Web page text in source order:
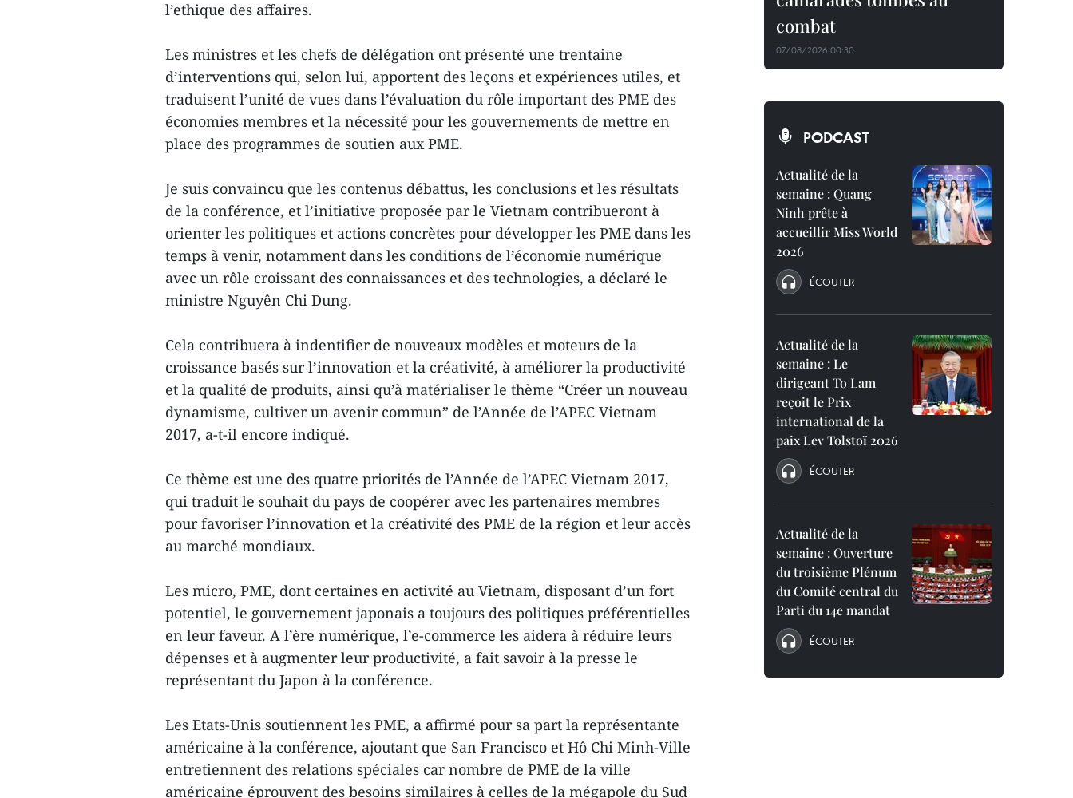
l’ethique des affaires.
Les ministres et les chefs de délégation ont présenté une trentaine
d’interventions qui, selon lui, apportent des leçons et expériences utiles, et
traduisent l’unité de vues dans l’évaluation du rôle important des PME des
économies membres et la nécessité pour les gouvernements de mettre en
place des programmes de soutien aux PME.
Je suis convaincu que les contenus débattus, les conclusions et les résultats
de la conférence, et l’initiative proposée par le Vietnam contribueront à
orienter les politiques et actions concrètes pour développer les PME dans les
temps à venir, notamment dans les conditions de l’économie numérique
avec un rôle croissant des connaissances et des technologies, a déclaré le
ministre Nguyên Chi Dung.
Cela contribuera à indentifier de nouveaux modèles et moteurs de la
croissance basés sur l’innovation et la créativité, à améliorer la productivité
et la qualité de produits, ainsi qu’à matérialiser le thème “Créer un nouveau
dynamisme, cultiver un avenir commun” de l’Année de l’APEC Vietnam
2017, a-t-il encore indiqué.
Ce thème est une des quatre priorités de l’Année de l’APEC Vietnam 2017,
qui traduit le souhait du pays de coopérer avec les partenaires membres
pour favoriser l’innovation et la créativité des PME de la région et leur accès
au marché mondiaux.
Les micro, PME, dont certaines en activité au Vietnam, disposant d’un fort
potentiel, le gouvernement japonais a toujours des politiques préférentielles
en leur faveur. A l’ère numérique, l’e-commerce les aidera à réduire leurs
dépenses et à augmenter leur productivité, a fait savoir à la presse le
représentant du Japon à la conférence.
Les Etats-Unis soutiennent les PME, a affirmé pour sa part la représentante
américaine à la conférence, ajoutant que San Francisco et Hô Chi Minh-Ville
entretiennent des relations spéciales car nombre de PME de la ville
américaine éprouvent des besoins similaires à celles de la mégapole du Sud
combat
07/08/2026 00:30
PODCAST
Actualité de la
semaine : Quang
Ninh prête à
accueillir Miss World
2026
ÉCOUTER
Actualité de la
semaine : Le
dirigeant To Lam
reçoit le Prix
international de la
paix Lev Tolstoï 2026
ÉCOUTER
Actualité de la
semaine : Ouverture
du troisième Plénum
du Comité central du
Parti du 14e mandat
ÉCOUTER